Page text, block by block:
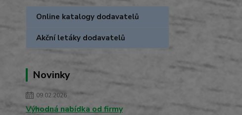
Online katalogy dodavatelů
Akční letáky dodavatelů
Novinky
09.02.2026
Výhodná nabídka od firmy